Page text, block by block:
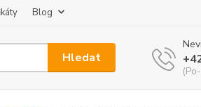
Blog
Hledat